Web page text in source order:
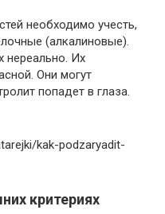
необходимо учесть,
(алкалиновые).
нереально. Их
Они могут
попадет в глаза.
kak-podzaryadit-
критериях